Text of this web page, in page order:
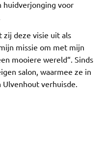
huidverjonging voor
deze visie uit als
missie om met mijn
mooiere wereld“. Sinds
salon, waarmee ze in
verhuisde.